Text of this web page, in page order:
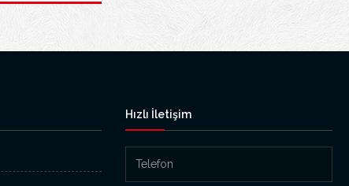
Hızlı İletişim